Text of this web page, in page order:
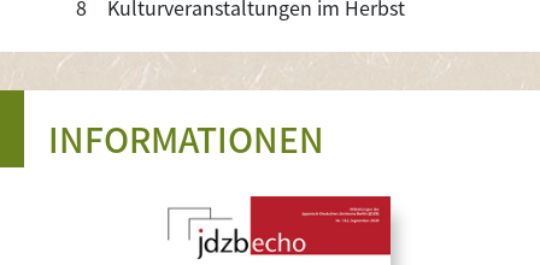
8
Kulturveranstaltungen im Herbst
INFORMATIONEN